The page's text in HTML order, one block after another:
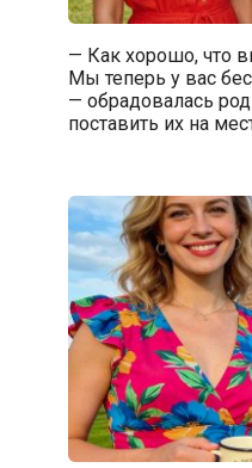
— Как хорошо, что
Мы теперь у вас
— обрадовалась
поставить их на